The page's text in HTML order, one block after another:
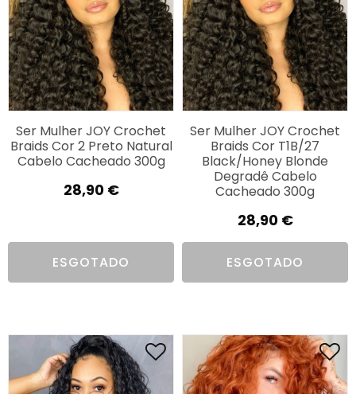
Ser Mulher JOY Crochet
Braids Cor 2 Preto Natural
Cabelo Cacheado 300g
28,90 €
ESGOTADO
Ser Mulher JOY Crochet
Braids Cor T1B/27
Black/Honey Blonde
Degradê Cabelo
Cacheado 300g
28,90 €
ESGOTADO